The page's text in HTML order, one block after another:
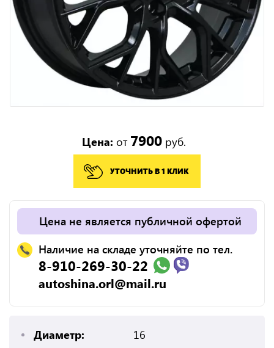
Цена: от 7900 руб.
УТОЧНИТЬ В 1 КЛИК
Цена не является публичной офертой
Наличие на складе уточняйте по тел.
8-910-269-30-22
autoshina.orl@mail.ru
Диаметр:
16